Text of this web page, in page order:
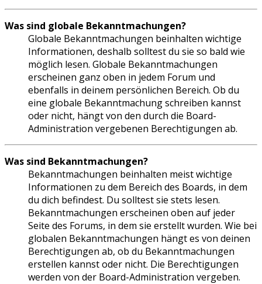
Was sind globale Bekanntmachungen?
Globale Bekanntmachungen beinhalten wichtige
Informationen, deshalb solltest du sie so bald wie
möglich lesen. Globale Bekanntmachungen
erscheinen ganz oben in jedem Forum und
ebenfalls in deinem persönlichen Bereich. Ob du
eine globale Bekanntmachung schreiben kannst
oder nicht, hängt von den durch die Board-
Administration vergebenen Berechtigungen ab.
Was sind Bekanntmachungen?
Bekanntmachungen beinhalten meist wichtige
Informationen zu dem Bereich des Boards, in dem
du dich befindest. Du solltest sie stets lesen.
Bekanntmachungen erscheinen oben auf jeder
Seite des Forums, in dem sie erstellt wurden. Wie bei
globalen Bekanntmachungen hängt es von deinen
Berechtigungen ab, ob du Bekanntmachungen
erstellen kannst oder nicht. Die Berechtigungen
werden von der Board-Administration vergeben.